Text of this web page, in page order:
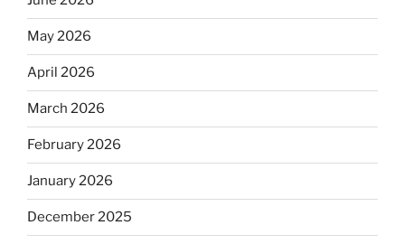
May 2026
April 2026
March 2026
February 2026
January 2026
December 2025